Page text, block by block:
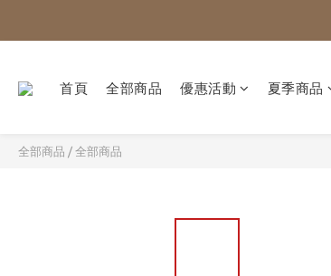
首頁 全部商品 優惠活動 夏季商品
全部商品 / 全部商品